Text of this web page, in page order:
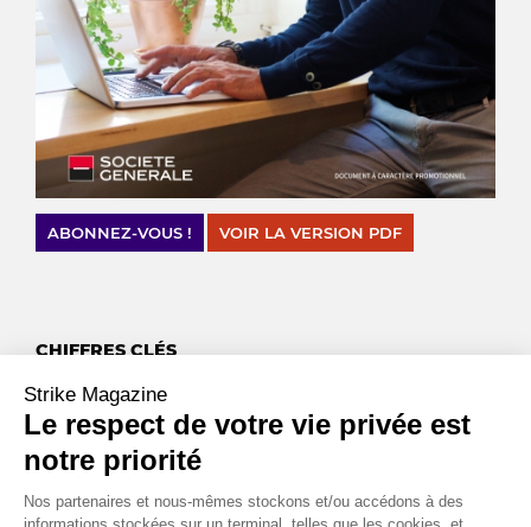
ABONNEZ-VOUS ! VOIR LA VERSION PDF
CHIFFRES CLÉS
24 Mds€
C’est le déficit de la Sécurité sociale sur l’année 2021. Il s’agit
d’une amélioration par rapport à 2020 où le déficit s’est établi
à 38,7 Mds€.
Source : Ministre des comptes publics, Olivier Dussopt
Strike Magazine
Le respect de votre vie privée est
notre priorité
Nos partenaires et nous-mêmes stockons et/ou accédons à des
informations stockées sur un terminal, telles que les cookies, et